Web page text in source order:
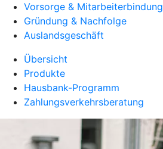
Vorsorge & Mitarbeiterbindung
Gründung & Nachfolge
Auslandsgeschäft
Übersicht
Produkte
Hausbank-Programm
Zahlungsverkehrsberatung